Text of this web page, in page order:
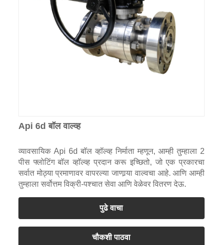
Api 6d बॉल वाल्व्ह
व्यावसायिक Api 6d बॉल व्हॉल्व्ह निर्माता म्हणून, आम्ही तुम्हाला 2
पीस फ्लोटिंग बॉल व्हॉल्व्ह प्रदान करू इच्छितो, जो एक प्रकारचा
सर्वात मोठ्या प्रमाणावर वापरल्या जाणार्‍या वाल्वचा आहे. आणि आम्ही
तुम्हाला सर्वोत्तम विक्री-पश्चात सेवा आणि वेळेवर वितरण देऊ.
पुढे वाचा
चौकशी पाठवा